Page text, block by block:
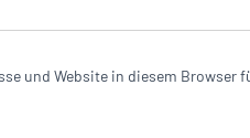
und Website in diesem